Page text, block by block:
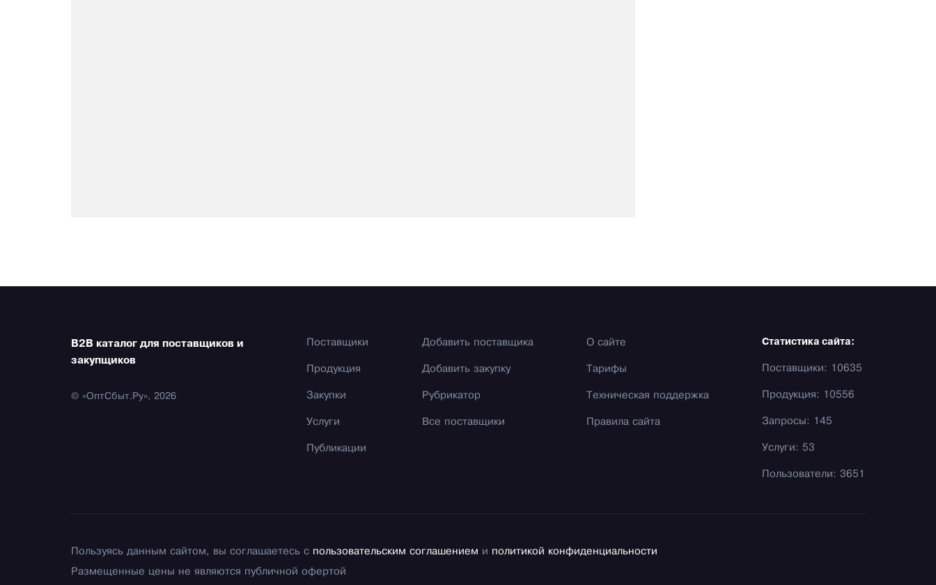
B2B каталог для поставщиков и
закупщиков
© «ОптСбыт.Ру», 2026
Поставщики
Продукция
Закупки
Услуги
Публикации
Добавить поставщика
Добавить закупку
Рубрикатор
Все поставщики
О сайте
Тарифы
Техническая поддержка
Правила сайта
Статистика сайта:
Поставщики: 10635
Продукция: 10556
Запросы: 145
Услуги: 53
Пользователи: 3651
Пользуясь данным сайтом, вы соглашаетесь с пользовательским соглашением и политикой конфиденциальности
Размещенные цены не являются публичной офертой